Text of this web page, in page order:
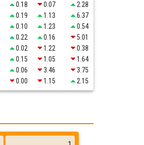
0.18 0.07
2.28
0.19 1.13
6.37
0.10 1.23
0.54
0.22 0.16
5.01
0.02 1.22
0.38
0.15 1.05
1.64
0.06 3.46
3.75
0.00 1.15 2.15